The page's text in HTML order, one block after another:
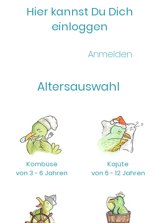
Hier kannst Du Dich
einloggen
Anmelden
Altersauswahl
Kombüse
von 3 - 6 Jahren
Kajüte
von 6 - 12 Jahren